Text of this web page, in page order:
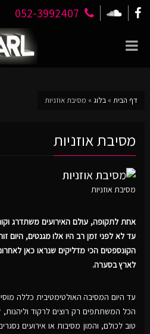
דף הבית» בלוג» מסיבת אוזניות
מסיבת אוזניות
מסיבת אוזניות
אחת לתקופה, עולם האירועים משתדרג
עד לא לפני זמן רב היו אלו מגנטים,
הקונספטים הכי מדליקים שנראו כאן
לארץ בסערה.
עד היום המסיבה האולטימטיבית כללה
הכל המשתתפים רק רוצים לרקוד
טוב לכולם, והמון מסיבות או אירועים